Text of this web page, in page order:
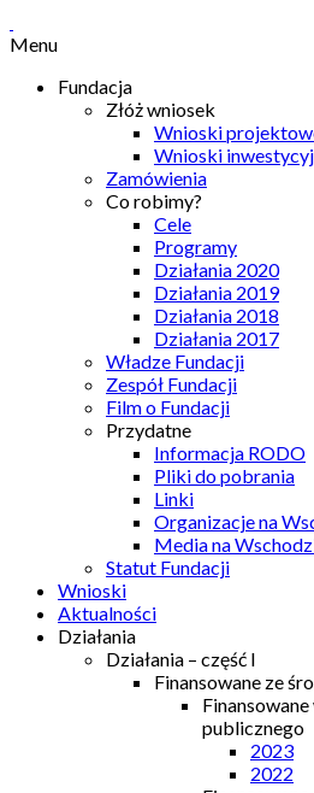
Menu
Fundacja
Złóż wniosek
Wnioski
Wnioski
Zamówienia
Co robimy?
Cele
Programy
Działania 2020
Działania 2019
Działania 2018
Działania 2017
Władze Fundacji
Zespół Fundacji
Film o Fundacji
Przydatne
Informacja RODO
Pliki do pobrania
Linki
Organizacje na
Media na
Statut Fundacji
Wnioski
Aktualności
Działania
Działania – część I
Finansowane ze
publicznego
2023
2022